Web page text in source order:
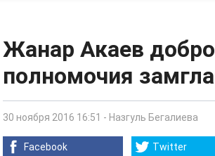
Жанар Акаев
полномочия
30 ноября 2016 16:51 - Назгуль Бегалиева
Facebook Twitter